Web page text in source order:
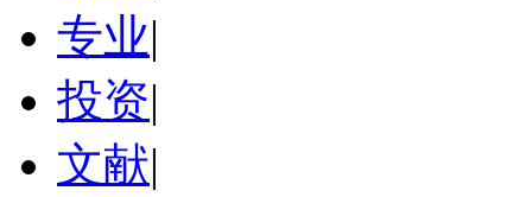
专业|
投资|
文献|